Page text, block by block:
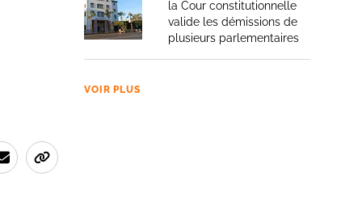
la Cour constitutionnelle
valide les démissions de
plusieurs parlementaires
VOIR PLUS